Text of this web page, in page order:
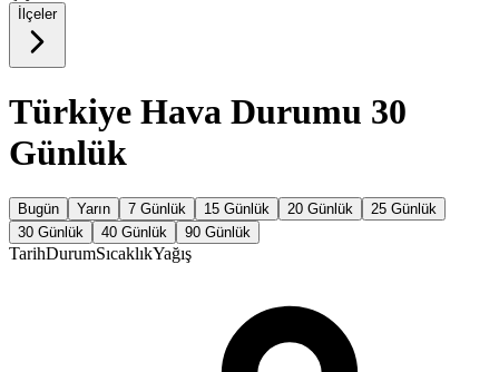
İlçeler
Türkiye Hava Durumu 30
Günlük
Bugün Yarın 7 Günlük 15 Günlük 20 Günlük
25 Günlük
30 Günlük
40 Günlük 90 Günlük
TarihDurumSıcaklıkYağış